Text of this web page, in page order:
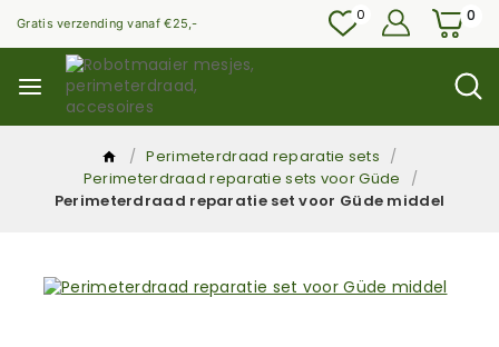
Gratis verzending vanaf €25,- 0 0
/ Perimeterdraad reparatie sets /
Perimeterdraad reparatie sets voor Güde
/
Perimeterdraad reparatie set voor Güde middel